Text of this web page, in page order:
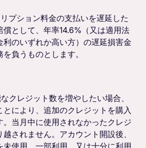
プション料金の支払いを遅延した
償として、年率14.6%（又は適用法
利のいずれか高い方）の遅延損害金
負うものとします。
クレジット数を増やしたい場合、
により、追加のクレジットを購入
。当月中に使用されなかったクレジ
されません。アカウント開設後、
未使用、一部利用、又は十分に利用